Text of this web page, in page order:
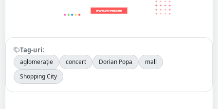
Tag-uri:
aglomerație concert Dorian Popa
mall
Shopping City